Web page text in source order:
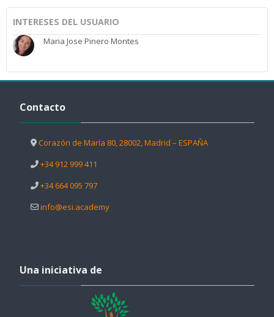
INTERESES DEL USUARIO
Maria Jose Pinero Montes
Contacto
Corazón de María 80, 28002, Madrid – ESPAÑA
+34 912 999 411
+34 664 095 797
info@esi.academy
Una iniciativa de